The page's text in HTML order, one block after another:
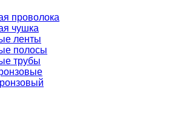
проволока
чушка
ленты
полосы
трубы